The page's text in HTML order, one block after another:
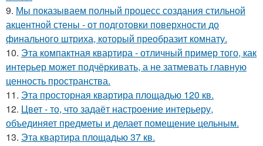
9. Мы показываем полный процесс создания стильной
акцентной стены - от подготовки поверхности до
финального штриха, который преобразит комнату.
10. Эта компактная квартира - отличный пример того, как
интерьер может подчёркивать, а не затмевать главную
ценность пространства.
11. Эта просторная квартира площадью 120 кв.
12. Цвет - то, что задаёт настроение интерьеру,
объединяет предметы и делает помещение цельным.
13. Эта квартира площадью 37 кв.